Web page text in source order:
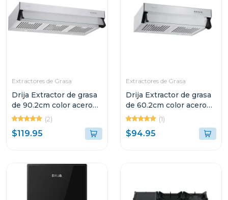
Extractores de Grasa
Drija Extractor de grasa
de 90.2cm color acero
compatto(2)
$119.95
Extractores de Grasa
Drija Extractor de grasa
de 60.2cm color acero
compatto(1)
$94.95